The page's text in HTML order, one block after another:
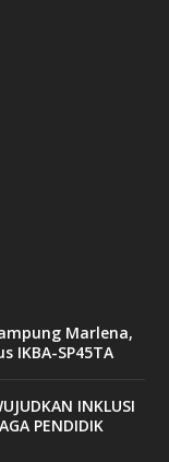
Marlena,
IKBA-SP45TA
INKLUSI
PENDIDIK